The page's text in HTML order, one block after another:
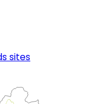
sites